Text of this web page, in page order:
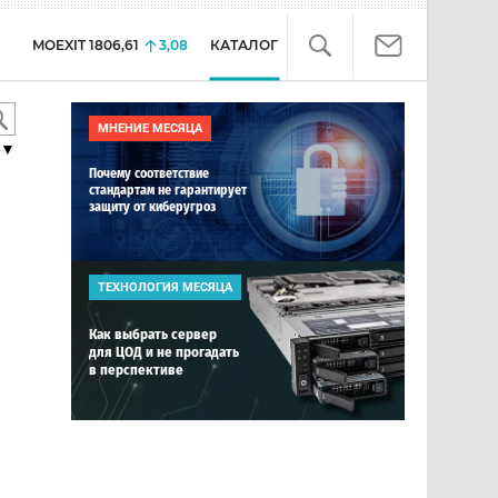
MOEXIT 1806,61 3,08 КАТАЛОГ
МНЕНИЕ МЕСЯЦА
Почему соответствие
стандартам не гарантирует
защиту от киберугроз
ТЕХНОЛОГИЯ МЕСЯЦА
Как выбрать сервер
для ЦОД и не прогадать
в перспективе